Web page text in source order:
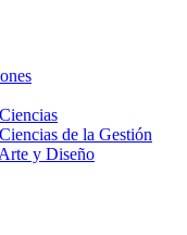
de la Gestión
y Diseño